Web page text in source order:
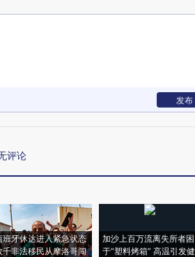
发布
评论
班牙休达进入紧急状态
千非法移民从摩洛哥闯
加沙上百万流离失所者困
于“塑料烤箱” 高温引发健